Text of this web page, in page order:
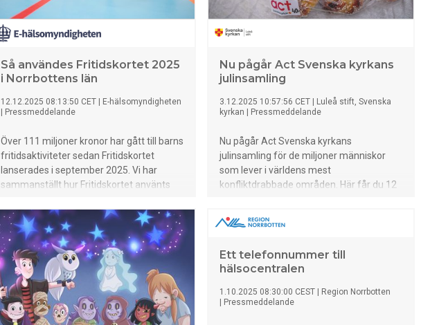
Så användes Fritidskortet 2025
i Norrbottens län
12.12.2025 08:13:50 CET
E-hälsomyndigheten
Pressmeddelande
Över 111 miljoner kronor har gått till barns
fritidsaktiviteter sedan Fritidskortet
lanserades i september 2025. Vi har
sammanställt hur Fritidskortet använts
november 2025, som var sista dagen att
betala med Fritidskortet i år.
Nu pågår Act Svenska kyrkans
julinsamling
3.12.2025 10:57:56 CET
Luleå stift, Svenska
kyrkan
Pressmeddelande
Nu pågår Act Svenska kyrkans
julinsamling för de miljoner människor
som lever i världens mest
konfliktdrabbade områden. Här får du 12
Ett telefonnummer till
hälsocentralen
1.10.2025 08:30:00 CEST
Region Norrbotten
Pressmeddelande